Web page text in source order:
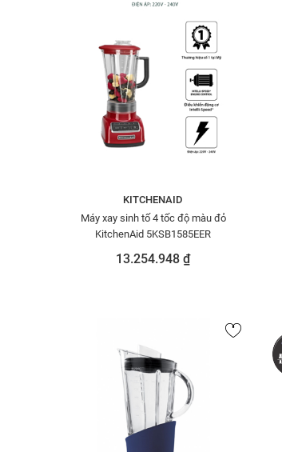
KITCHENAID
Máy xay sinh tố 4 tốc độ màu đỏ
KitchenAid 5KSB1585EER
13.254.948 ₫